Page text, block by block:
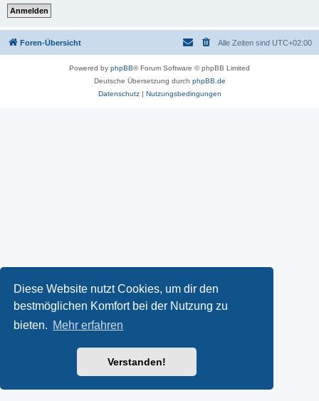
Diese Website nutzt Cookies, um dir den
bestmöglichen Komfort bei der Nutzung zu
bieten. Mehr erfahren
Verstanden!
Foren-Übersicht Alle Zeiten sind UTC+02:00
Powered by phpBB® Forum Software © phpBB Limited
Deutsche Übersetzung durch phpBB.de
Datenschutz| Nutzungsbedingungen